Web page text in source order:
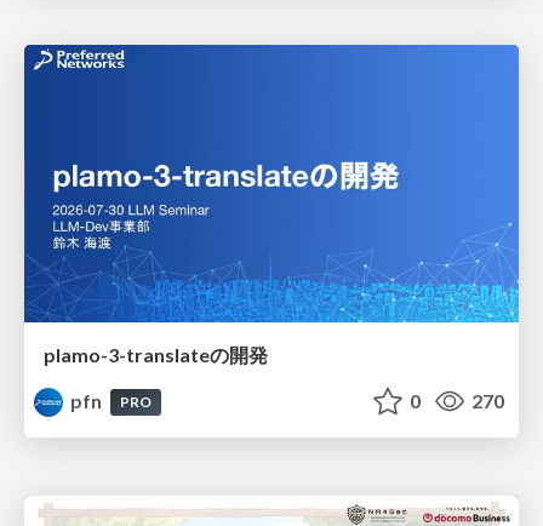
plamo-3-translateの開発
pfn
PRO 0 270